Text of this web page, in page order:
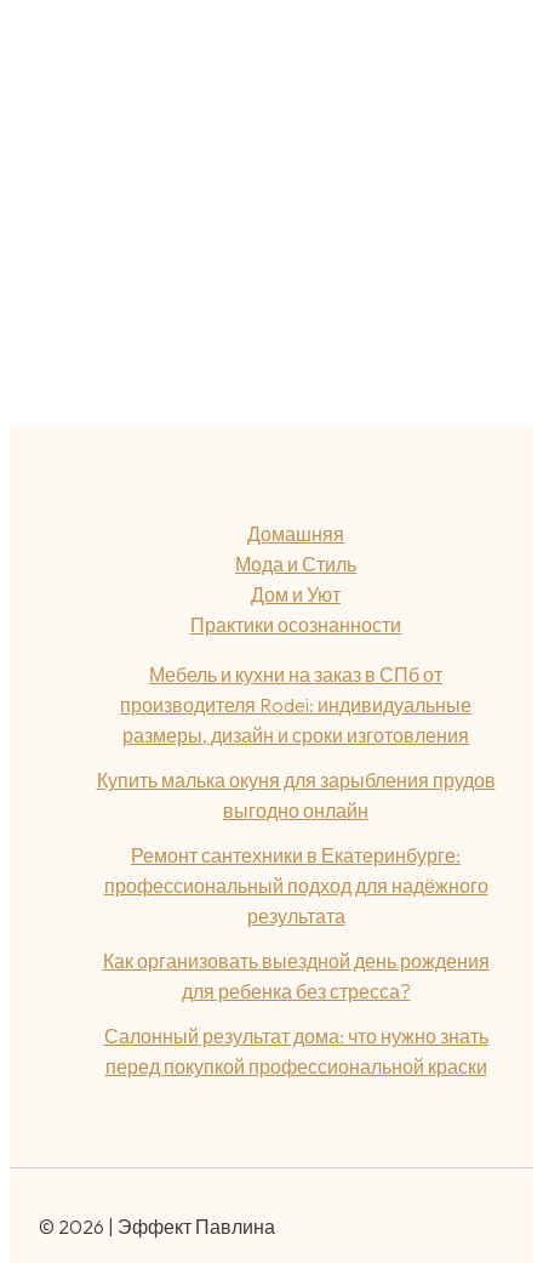
Домашняя
Мода и Стиль
Дом и Уют
Практики осознанности
Мебель и кухни на заказ в СПб от
производителя Rodei: индивидуальные
размеры, дизайн и сроки изготовления
Купить малька окуня для зарыбления прудов
выгодно онлайн
Ремонт сантехники в Екатеринбурге:
профессиональный подход для надёжного
результата
Как организовать выездной день рождения
для ребенка без стресса?
Салонный результат дома: что нужно знать
перед покупкой профессиональной краски
© 2026 | Эффект Павлина